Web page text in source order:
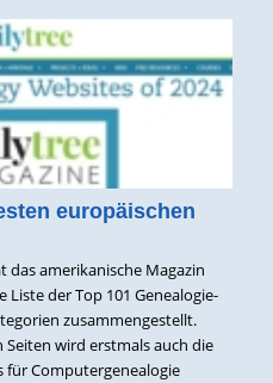
europäischen
das amerikanische Magazin
Liste der Top 101 Genealogie-
zusammengestellt.
wird erstmals auch die
für Computergenealogie